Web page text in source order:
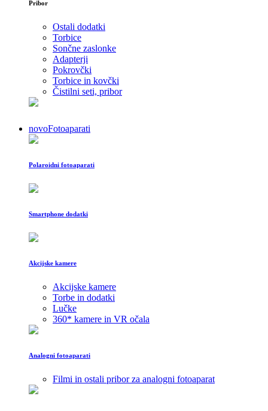
Pribor
Ostali dodatki
Torbice
Sončne zaslonke
Adapterji
Pokrovčki
Torbice in kovčki
Čistilni seti, pribor
novoFotoaparati
Polaroidni fotoaparati
Smartphone dodatki
Akcijske kamere
Akcijske kamere
Torbe in dodatki
Lučke
360* kamere in VR očala
Analogni fotoaparati
Filmi in ostali pribor za analogni fotoaparat